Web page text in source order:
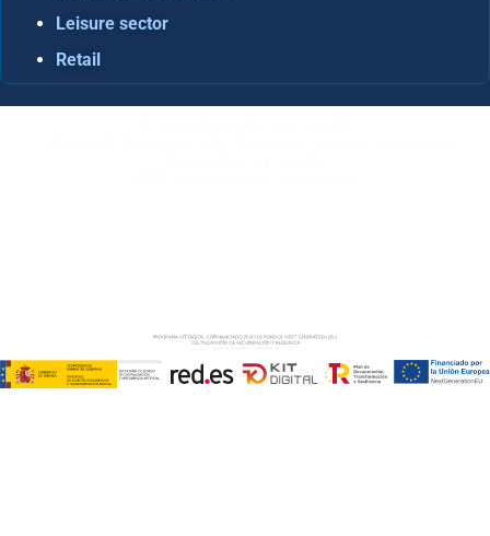
Leisure sector
Retail